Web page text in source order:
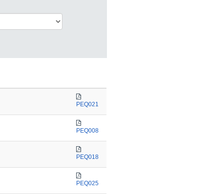
PEQ021
PEQ008
PEQ018
PEQ025